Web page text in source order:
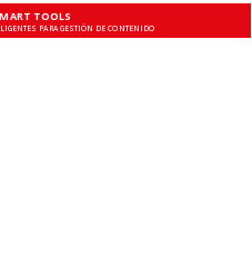
TOOLS
PARA GESTIÓN DE CONTENIDO